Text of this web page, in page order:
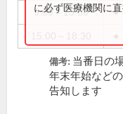
9:00～13:00 ●
に必ず医療機関に
備考: 当番日の
年末年始など
告知します